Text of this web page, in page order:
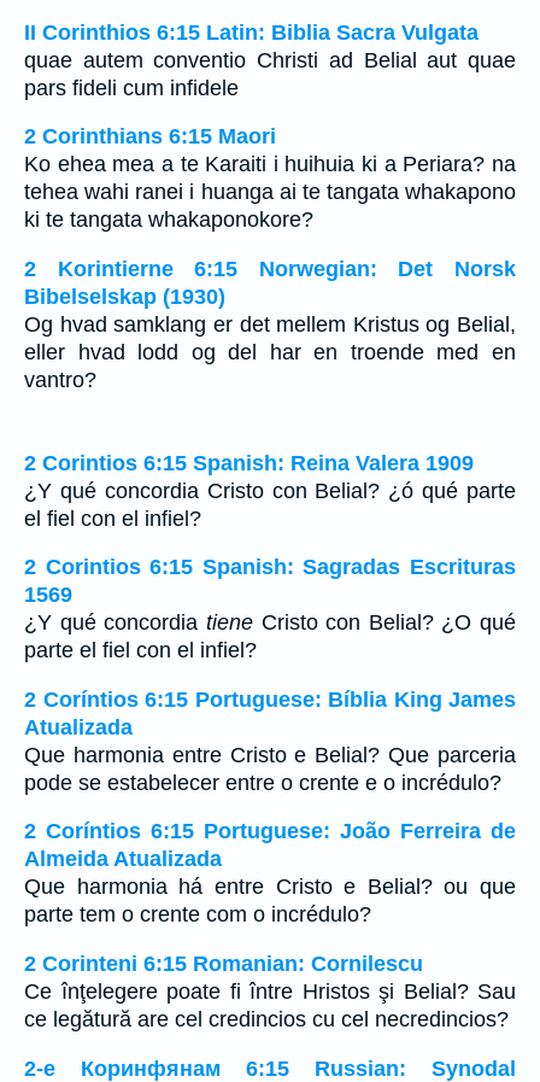
II Corinthios 6:15 Latin: Biblia Sacra Vulgata
quae autem conventio Christi ad Belial aut quae
pars fideli cum infidele
2 Corinthians 6:15 Maori
Ko ehea mea a te Karaiti i huihuia ki a Periara? na
tehea wahi ranei i huanga ai te tangata whakapono
ki te tangata whakaponokore?
2 Korintierne 6:15 Norwegian: Det Norsk
Bibelselskap (1930)
Og hvad samklang er det mellem Kristus og Belial,
eller hvad lodd og del har en troende med en
vantro?
2 Corintios 6:15 Spanish: Reina Valera 1909
¿Y qué concordia Cristo con Belial? ¿ó qué parte
el fiel con el infiel?
2 Corintios 6:15 Spanish: Sagradas Escrituras
1569
¿Y qué concordia tieneCristo con Belial? ¿O qué
parte el fiel con el infiel?
2 Coríntios 6:15 Portuguese: Bíblia King James
Atualizada
Que harmonia entre Cristo e Belial? Que parceria
pode se estabelecer entre o crente e o incrédulo?
2 Coríntios 6:15 Portuguese: João Ferreira de
Almeida Atualizada
Que harmonia há entre Cristo e Belial? ou que
parte tem o crente com o incrédulo?
2 Corinteni 6:15 Romanian: Cornilescu
Ce înţelegere poate fi între Hristos şi Belial? Sau
ce legătură are cel credincios cu cel necredincios?
2-е Коринфянам 6:15 Russian: Synodal